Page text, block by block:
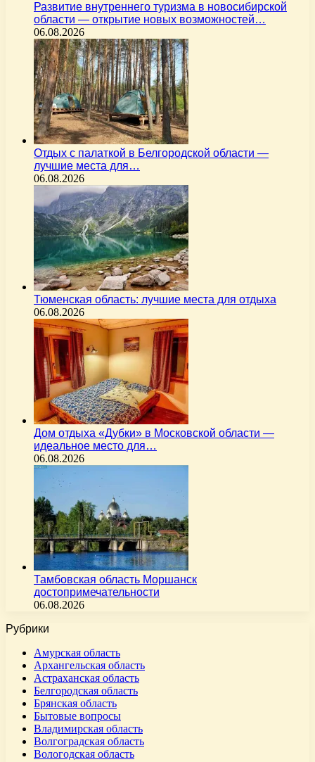
Развитие внутреннего туризма в новосибирской
области — открытие новых возможностей…
06.08.2026
Отдых с палаткой в Белгородской области —
лучшие места для…
06.08.2026
Тюменская область: лучшие места для отдыха
06.08.2026
Дом отдыха «Дубки» в Московской области —
идеальное место для…
06.08.2026
Тамбовская область Моршанск
достопримечательности
06.08.2026
Рубрики
Амурская область
Архангельская область
Астраханская область
Белгородская область
Брянская область
Бытовые вопросы
Владимирская область
Волгоградская область
Вологодская область